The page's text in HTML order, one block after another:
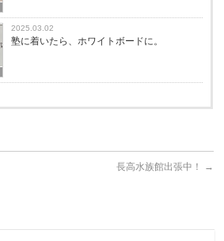
2025.03.02
塾に着いたら、ホワイトボードに。
長高水族館出張中！ →